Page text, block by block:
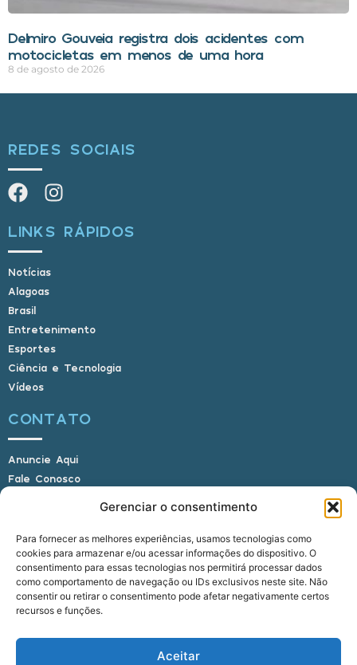
Gerenciar o consentimento
Para fornecer as melhores experiências, usamos tecnologias como
cookies para armazenar e/ou acessar informações do dispositivo. O
consentimento para essas tecnologias nos permitirá processar dados
como comportamento de navegação ou IDs exclusivos neste site. Não
consentir ou retirar o consentimento pode afetar negativamente certos
recursos e funções.
Aceitar
Delmiro Gouveia registra dois acidentes com
motocicletas em menos de uma hora
8 de agosto de 2026
REDES SOCIAIS
LINKS RÁPIDOS
Notícias
Alagoas
Brasil
Entretenimento
Esportes
Ciência e Tecnologia
Vídeos
CONTATO
Anuncie Aqui
Fale Conosco
E-mail: alagoasbrasilnoticias@gmail.com
Telefone: (82) 9 9691-0391 (Whatsapp)
Responsável Técnico: Crysthyan Carlos
Rua do Sau - Centro - Anadia - AL - CEP: